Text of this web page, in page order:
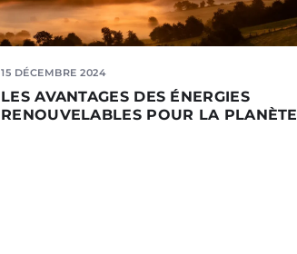
15 DÉCEMBRE 2024
LES AVANTAGES DES ÉNERGIES
RENOUVELABLES POUR LA PLANÈTE